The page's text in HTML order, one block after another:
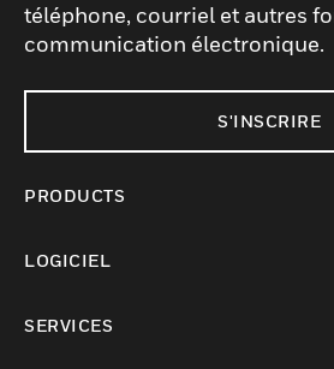
téléphone, courriel et autres
communication électronique.
S'INSCRIRE
PRODUCTS
LOGICIEL
SERVICES